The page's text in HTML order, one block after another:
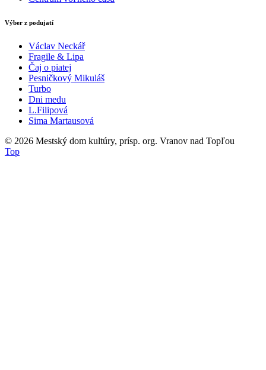
Výber z podujatí
Václav Neckář
Fragile & Lipa
Čaj o piatej
Pesničkový Mikuláš
Turbo
Dni medu
L.Filipová
Sima Martausová
© 2026 Mestský dom kultúry, prísp. org. Vranov nad Topľou
Top